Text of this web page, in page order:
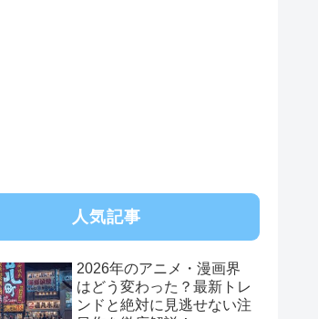
人気記事
2026年のアニメ・漫画界
はどう変わった？最新トレ
ンドと絶対に見逃せない注